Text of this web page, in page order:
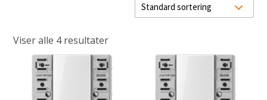
Viser alle 4 resultater